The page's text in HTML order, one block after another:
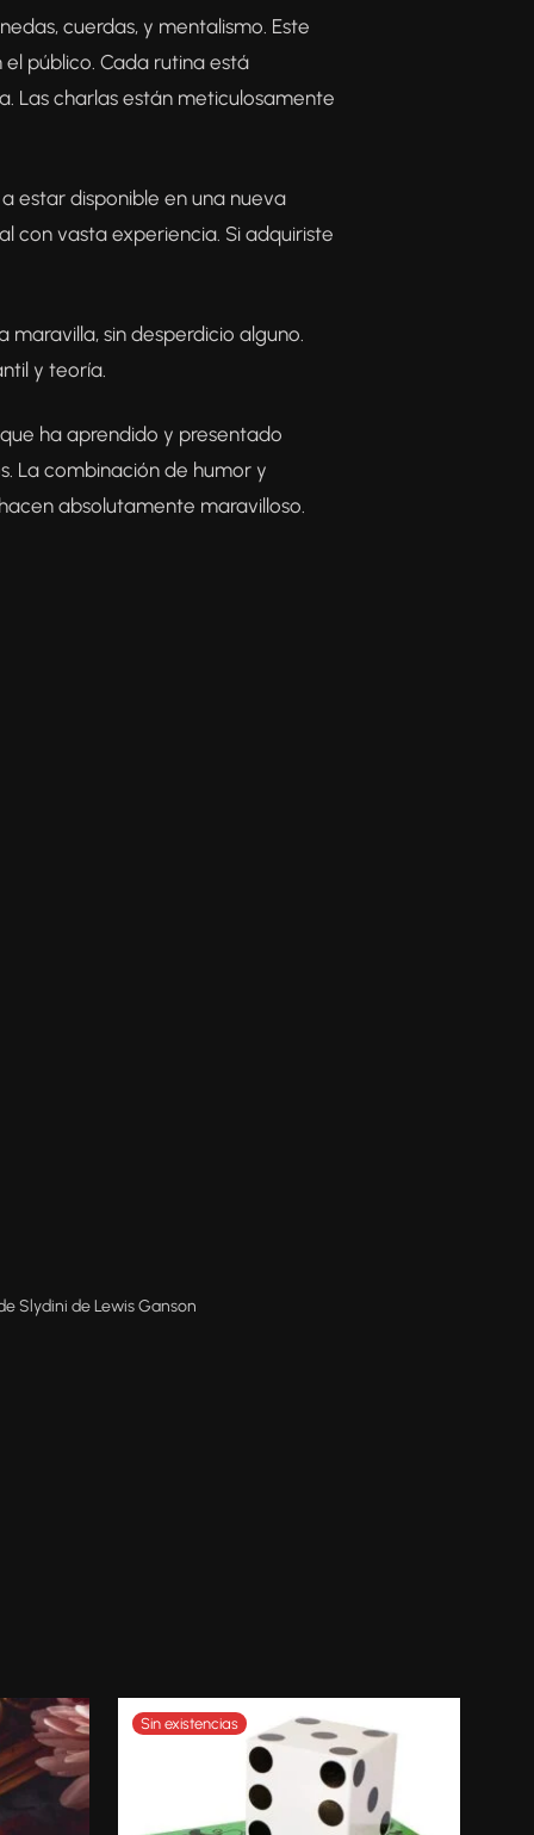
cuerdas, y mentalismo. Este
público. Cada rutina está
Las charlas están meticulosamente
estar disponible en una nueva
con vasta experiencia. Si adquiriste
sin desperdicio alguno.
y teoría.
ha aprendido y presentado
La combinación de humor y
absolutamente maravilloso.
Slydini de Lewis Ganson